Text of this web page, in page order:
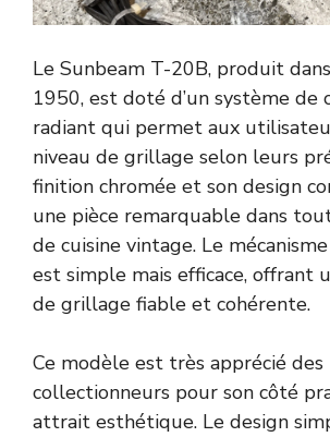
Le Sunbeam T-20B, produit
1950, est doté d’un système de
radiant qui permet aux
niveau de grillage selon leurs
finition chromée et son design
une pièce remarquable dans
de cuisine vintage. Le
est simple mais efficace, offrant
de grillage fiable et cohérente.
Ce modèle est très apprécié des
collectionneurs pour son côté
attrait esthétique. Le design